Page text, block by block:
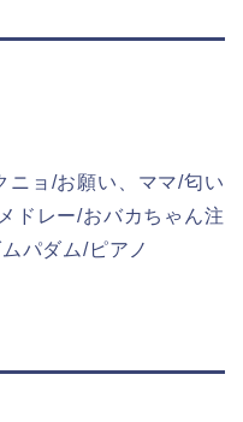
ニョ/お願い、ママ/匂い
ドレー/おバカちゃん注
パダム/ピアノ